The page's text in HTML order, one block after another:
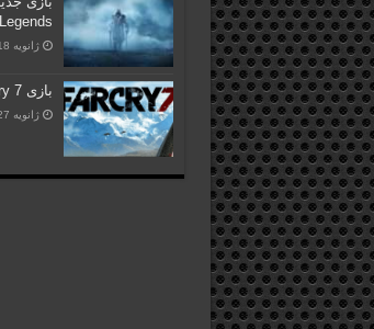
Legends فاش شد
ژانویه 18, 2023
بازی Far Cry 7 ساخته خواهد شد
ژانویه 27, 2023